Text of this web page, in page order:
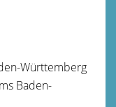
Württemberg
Baden-